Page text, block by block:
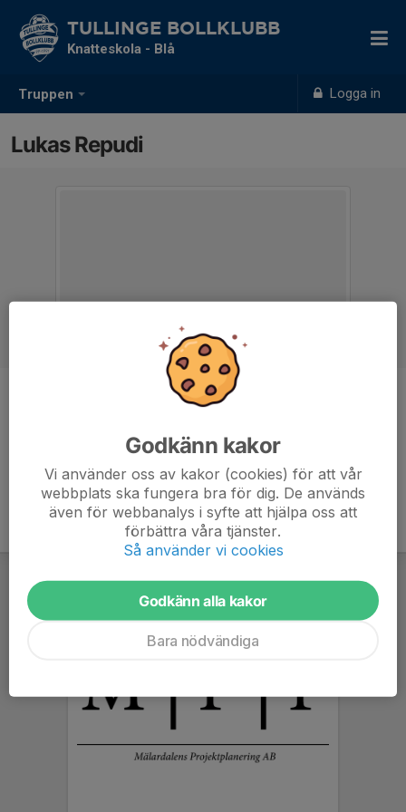
Truppen Logga in
TULLINGE BOLLKLUBB
Knatteskola - Blå
Lukas Repudi
Godkänn kakor
Vi använder oss av kakor (cookies) för att vår
webbplats ska fungera bra för dig. De används
även för webbanalys i syfte att hjälpa oss att
förbättra våra tjänster.
Så använder vi cookies
Godkänn alla kakor
Bara nödvändiga